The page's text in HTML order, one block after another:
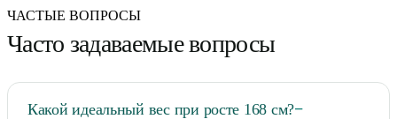
ЧАСТЫЕ ВОПРОСЫ
Часто задаваемые вопросы
Какой идеальный вес при росте 168 см?−